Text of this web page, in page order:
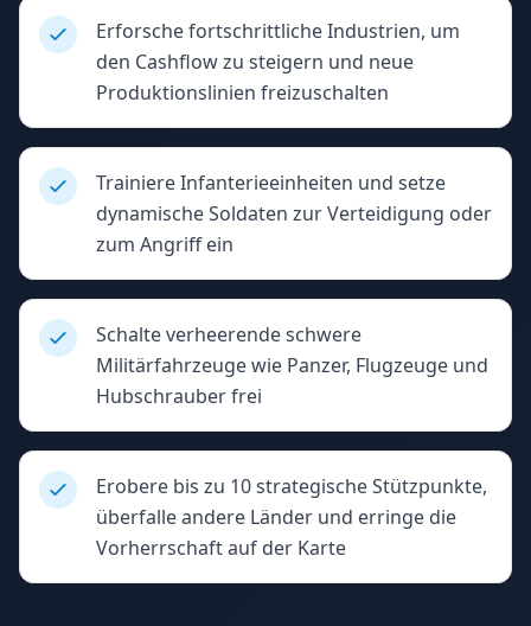
Erforsche fortschrittliche Industrien, um
den Cashflow zu steigern und neue
Produktionslinien freizuschalten
Trainiere Infanterieeinheiten und setze
dynamische Soldaten zur Verteidigung oder
zum Angriff ein
Schalte verheerende schwere
Militärfahrzeuge wie Panzer, Flugzeuge und
Hubschrauber frei
Erobere bis zu 10 strategische Stützpunkte,
überfalle andere Länder und erringe die
Vorherrschaft auf der Karte